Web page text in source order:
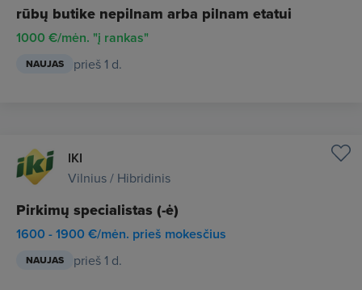
rūbų butike nepilnam arba pilnam etatui
1000 €/mėn. "į rankas"
NAUJAS prieš 1 d.
IKI
Vilnius / Hibridinis
Pirkimų specialistas (-ė)
1600 - 1900 €/mėn. prieš mokesčius
NAUJAS prieš 1 d.